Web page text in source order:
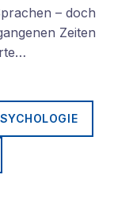
– doch
Zeiten